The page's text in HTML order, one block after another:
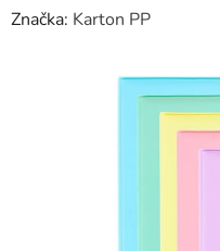
Značka: Karton PP